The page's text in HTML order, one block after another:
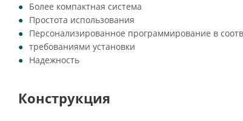
Более компактная система
Простота использования
Персонализированное программирование в
требованиями установки
Надежность
Конструкция